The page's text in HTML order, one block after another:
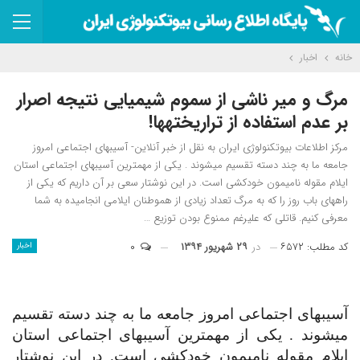
خانه اخبار
مرگ و میر ناشی از سموم شیمیایی نتیجه اصرار
بر عدم استفاده از تراریخته‎ها!
مرکز اطلاعات بیوتکنولوژی ایران به نقل از خبر آنلاین- آسیب‎های اجتماعی امروز
جامعه ما به چند دسته تقسیم می‎شوند . یکی از مهمترین آسیب‎های اجتماعی استان
ایلام مقوله نامیمون خودکشی است. در این نوشتار سعی بر آن داریم که یکی از
راه‎های باب روز را که به مرگ تعداد زیادی از هموطنان ایلامی انجامیده به شما
معرفی کنیم. قاتلی که علی‎رغم ممنوع بودن توزیع …
اخبار کد مطلب: ۶۵۷۲ در ۲۹ شهریور ۱۳۹۴
آسیبهای اجتماعی امروز جامعه ما به چند دسته تقسیم
میشوند . یکی از مهمترین آسیبهای اجتماعی استان
ایلام مقوله نامیمون خودکشی است. در این نوشتار